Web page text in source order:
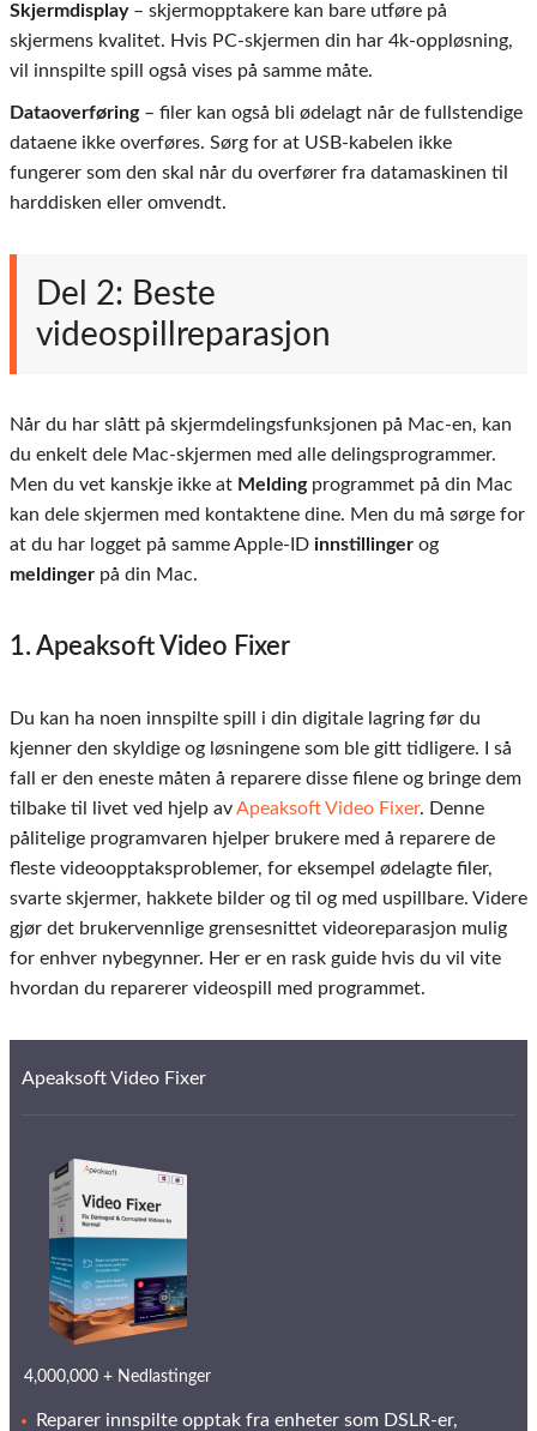
Skjermdisplay– skjermopptakere kan bare utføre på
skjermens kvalitet. Hvis PC-skjermen din har 4k-oppløsning,
vil innspilte spill også vises på samme måte.
Dataoverføring– filer kan også bli ødelagt når de fullstendige
dataene ikke overføres. Sørg for at USB-kabelen ikke
fungerer som den skal når du overfører fra datamaskinen til
harddisken eller omvendt.
Del 2: Beste
videospillreparasjon
Når du har slått på skjermdelingsfunksjonen på Mac-en, kan
du enkelt dele Mac-skjermen med alle delingsprogrammer.
Men du vet kanskje ikke at Meldingprogrammet på din Mac
kan dele skjermen med kontaktene dine. Men du må sørge for
at du har logget på samme Apple-ID innstillinger og
meldinger på din Mac.
1. Apeaksoft Video Fixer
Du kan ha noen innspilte spill i din digitale lagring før du
kjenner den skyldige og løsningene som ble gitt tidligere. I så
fall er den eneste måten å reparere disse filene og bringe dem
tilbake til livet ved hjelp avApeaksoft Video Fixer. Denne
pålitelige programvaren hjelper brukere med å reparere de
fleste videoopptaksproblemer, for eksempel ødelagte filer,
svarte skjermer, hakkete bilder og til og med uspillbare. Videre
gjør det brukervennlige grensesnittet videoreparasjon mulig
for enhver nybegynner. Her er en rask guide hvis du vil vite
hvordan du reparerer videospill med programmet.
Apeaksoft Video Fixer
4,000,000 + Nedlastinger
Reparer innspilte opptak fra enheter som DSLR-er,